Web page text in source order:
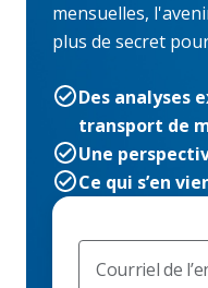
Courriel de
mensuelles,
plus de secret
Des analyses
transport de
Une
Ce qui s’en